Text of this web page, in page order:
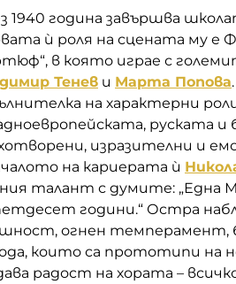
1940 година завършва
ѝ роля на сцената му е
в която играе с
Тенев и Марта Попова
на характерни
руската и
изразителни и
на кариерата ѝ
талант с думите: „Една
години.“ Остра
огнен темперамент,
които са прототипи на
радост на хората –